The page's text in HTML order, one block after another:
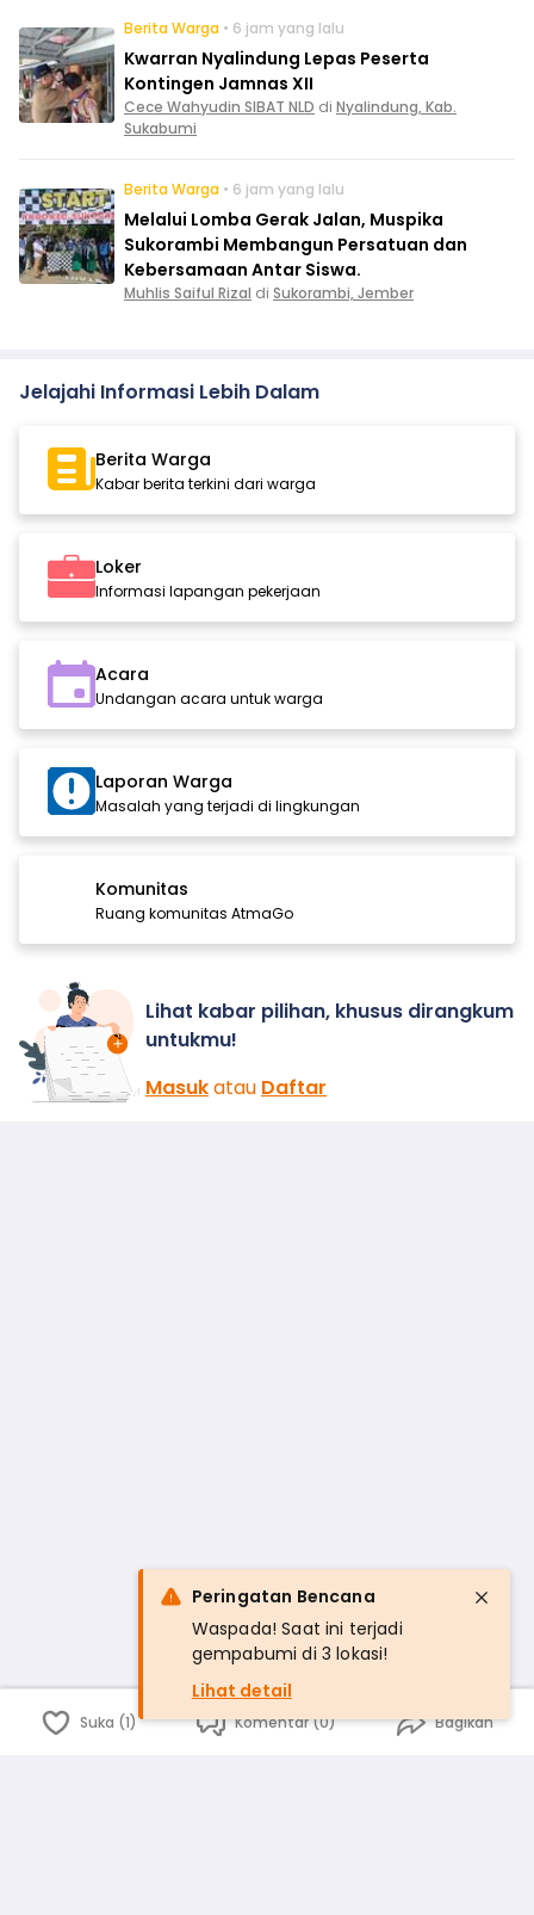
Berita Warga • 6 jam yang lalu
Kwarran Nyalindung Lepas Peserta
Kontingen Jamnas XII
Cece Wahyudin SIBAT NLD di Nyalindung, Kab.
Sukabumi
Berita Warga • 6 jam yang lalu
Melalui Lomba Gerak Jalan, Muspika
Sukorambi Membangun Persatuan dan
Kebersamaan Antar Siswa.
Muhlis Saiful Rizal di Sukorambi, Jember
Jelajahi Informasi Lebih Dalam
Berita Warga
Kabar berita terkini dari warga
Loker
Informasi lapangan pekerjaan
Acara
Undangan acara untuk warga
Laporan Warga
Masalah yang terjadi di lingkungan
Komunitas
Ruang komunitas AtmaGo
Lihat kabar pilihan, khusus dirangkum
untukmu!
Masukatau Daftar
Suka (1) Komentar (0) Bagikan
Peringatan Bencana
Waspada! Saat ini terjadi
gempabumi di 3 lokasi!
Lihat detail